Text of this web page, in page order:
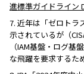
進標準ガイドライン
7. 近年は「ゼロトラ
示されているが（
（IAM基盤・ログ
な飛躍を要求するた